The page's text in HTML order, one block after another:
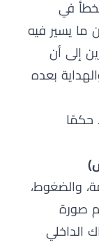
في
ما يسير فيه
إلى أن
بعده
حكمًا
والضغوط،
صورة
الداخلي